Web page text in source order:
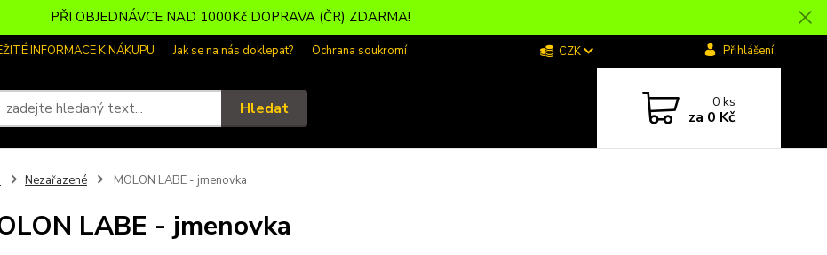
PŘI OBJEDNÁVCE NAD 1000Kč DOPRAVA (ČR) ZDARMA!
INFORMACE K NÁKUPU Jak se na nás doklepat? Ochrana soukromí CZK Přihlášení
Hledat 0ks
za 0 Kč
Nezařazené MOLON LABE - jmenovka
LABE - jmenovka